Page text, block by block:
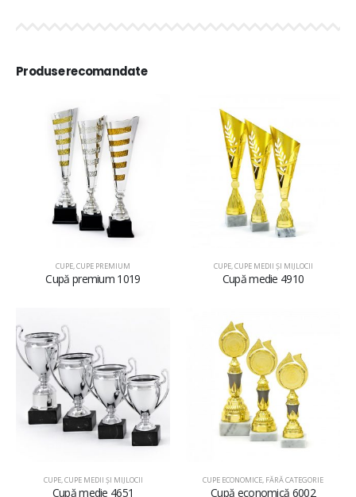
Produse recomandate
CUPE,CUPE PREMIUM
Cupă premium 1019
CUPE,CUPE MEDII ŞI MIJLOCII
Cupă medie 4910
CUPE,CUPE MEDII ŞI MIJLOCII
Cupă medie 4651
CUPE ECONOMICE, FĂRĂ CATEGORIE
Cupă economică 6002